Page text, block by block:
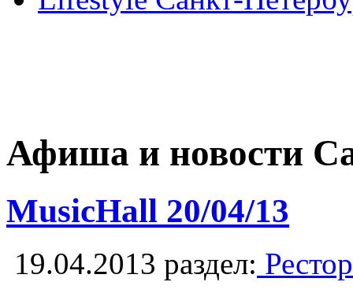
Афиша и новости
MusicHall 20/04/13
19.04.2013 раздел: